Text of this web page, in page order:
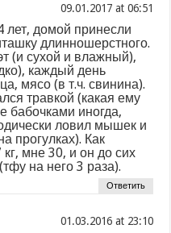
at
лет, домой принесли
длинношерстного.
(и сухой и влажный),
каждый день
мясо (в т.ч. свинина).
травкой (какая ему
бабочками иногда,
ловил мышек и
прогулках). Как
мне 30, и он до сих
на него 3 раза).
Ответить
at